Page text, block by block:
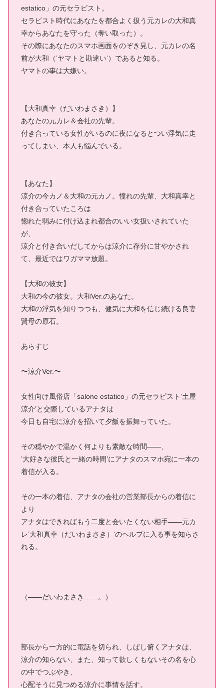
estatico」の元セラピスト。
セラピスト時代にあなたを都合よく扱う元カレの大和真
幸からあなたを守った（奪い取った）。
その際にあなたのスマホ画面をのぞき見し、元カレの名
前が大和（’ヤマトと勘違い’）であると知る。
ヤマトの事は大嫌い。
【大和真幸（だいわまさき）】
あなたの元カレ＆会社の先輩。
付き合っている女性がいるのに夜になるとつい浮気に走
ってしまい、本人も悩んでいる。
【あなた】
涼介の今カノ＆大和の元カノ。憧れの先輩、大和真幸と
付き合っていたころは
惚れた弱みに付け込まれ都合のいい女扱いされていた
が、
涼介と付き合いだしてからは涼介に存分に甘やかされ
て、最近ではワガママ放題。
【大和の彼女】
大和の今の彼女。大和Ver.のあなた。
大和の浮気を知りつつも、健気に大和を信じ続ける良妻
賢母の原石。
あらすじ
〜涼介Ver.〜
女性向け風俗店「salone estatico」の元セラピスト’土屋
涼介’と交際しているアナタは
今日も自宅に涼介を招いて夕飯を振舞っていた。
その穏やかで温かく何よりも素敵な時間――、
’大好きな彼氏と一緒の時間’にアナタのスマホ宛に一本の
着信が入る。
その一本の着信、アナタの会社の営業部長からの着信に
より
アナタはできればもう二度と会いたくない相手――元カ
レ’大和真幸（だいわまさき）’のヘルプに入る事を知らさ
れる。
（――だいわまさき……。）
部長から一方的に電話を切られ、しばし俯くアナタは、
涼介の知らない、また、知って欲しくもないその名を心
の中でつぶやき、
心配そうに見つめる涼介に事情を話す。